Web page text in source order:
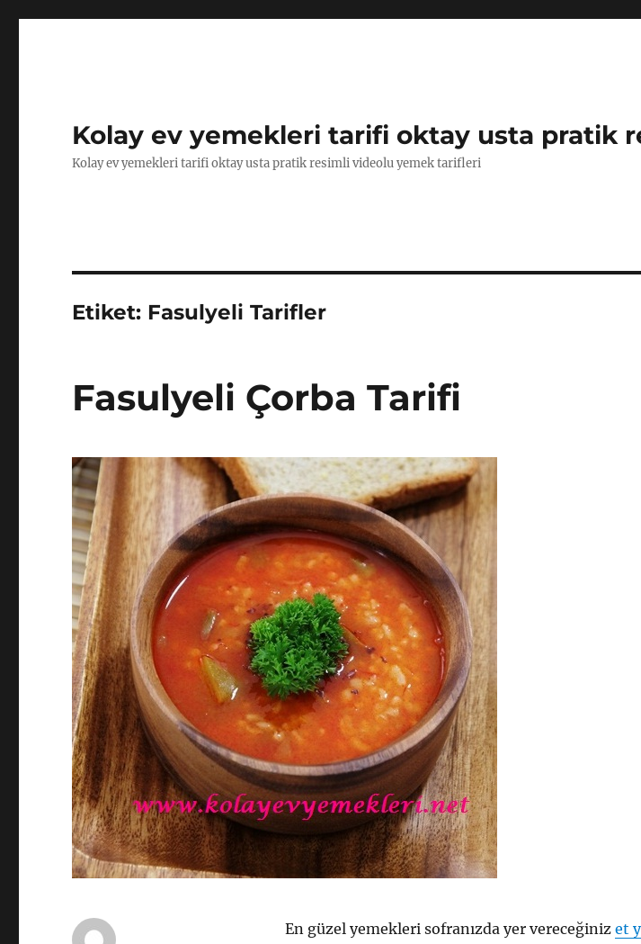
Kolay ev yemekleri tarifi oktay usta pratik
Kolay ev yemekleri tarifi oktay usta pratik resimli videolu yemek tarifleri
Etiket: Fasulyeli Tarifler
Fasulyeli Çorba Tarifi
En güzel yemekleri sofranızda yer vereceğiniz et